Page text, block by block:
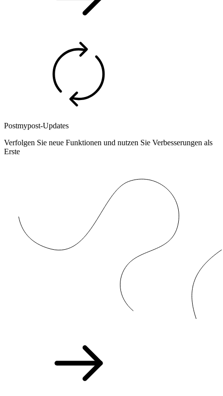
Postmypost-Updates
Verfolgen Sie neue Funktionen und nutzen Sie Verbesserungen als
Erste